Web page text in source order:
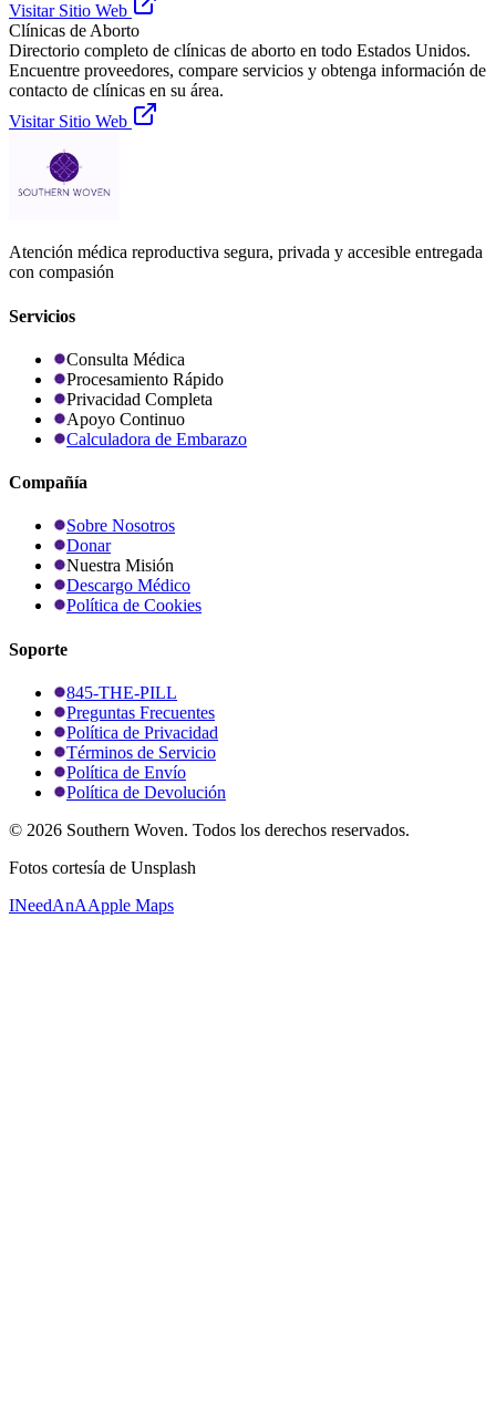
Visitar Sitio Web
Clínicas de Aborto
Directorio completo de clínicas de aborto en todo Estados Unidos.
Encuentre proveedores, compare servicios y obtenga información de
contacto de clínicas en su área.
Visitar Sitio Web
Atención médica reproductiva segura, privada y accesible entregada
con compasión
Servicios
Consulta Médica
Procesamiento Rápido
Privacidad Completa
Apoyo Continuo
Calculadora de Embarazo
Compañía
Sobre Nosotros
Donar
Nuestra Misión
Descargo Médico
Política de Cookies
Soporte
845-THE-PILL
Preguntas Frecuentes
Política de Privacidad
Términos de Servicio
Política de Envío
Política de Devolución
© 2026 Southern Woven. Todos los derechos reservados.
Fotos cortesía de Unsplash
INeedAnAApple Maps